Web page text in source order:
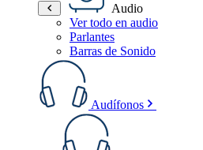
Audio
Ver todo en audio
Parlantes
Barras de Sonido
Audífonos